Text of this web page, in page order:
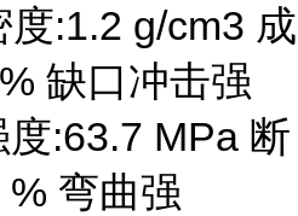
:1.2 g/cm3 成
缺口冲击强
:63.7 MPa 断
弯曲强